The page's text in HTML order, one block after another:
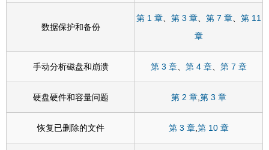
数据保护和备份
第 1 章 第 3 章 第 7 章
第 11
章
手动分析磁盘和崩溃 第 3 章 第 4 章 第 7 章
硬盘硬件和容量问题 第 2 章 第 3 章
恢复已删除的文件 第 3 章 第 10 章